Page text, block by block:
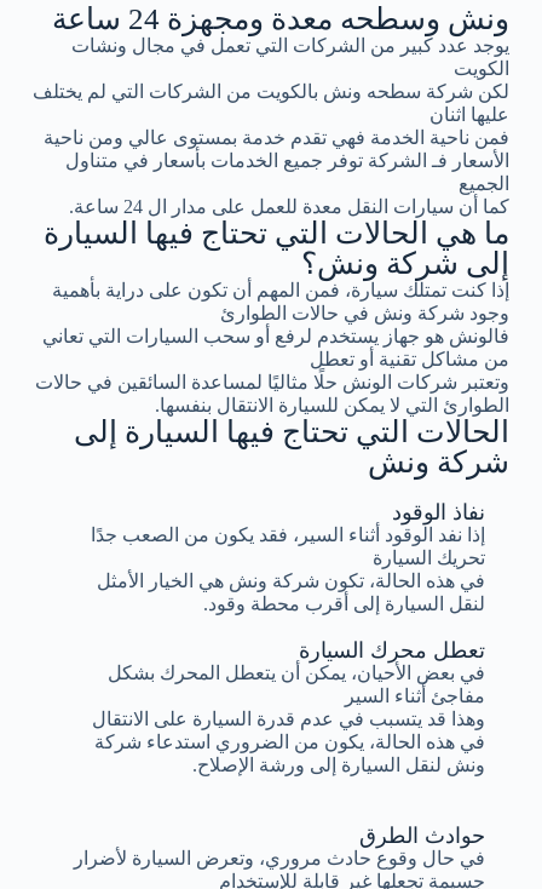
ونش وسطحه معدة ومجهزة 24 ساعة
يوجد عدد كبير من الشركات التي تعمل في مجال ونشات
الكويت
لكن شركة سطحه ونش بالكويت من الشركات التي لم يختلف
عليها اثنان
فمن ناحية الخدمة فهي تقدم خدمة بمستوى عالي ومن ناحية
الأسعار فـ الشركة توفر جميع الخدمات بأسعار في متناول
الجميع
كما أن سيارات النقل معدة للعمل على مدار ال 24 ساعة.
ما هي الحالات التي تحتاج فيها السيارة
إلى شركة ونش؟
إذا كنت تمتلك سيارة، فمن المهم أن تكون على دراية بأهمية
وجود شركة ونش في حالات الطوارئ
فالونش هو جهاز يستخدم لرفع أو سحب السيارات التي تعاني
من مشاكل تقنية أو تعطل
وتعتبر شركات الونش حلًا مثاليًا لمساعدة السائقين في حالات
الطوارئ التي لا يمكن للسيارة الانتقال بنفسها.
الحالات التي تحتاج فيها السيارة إلى
شركة ونش
تعطل محرك السيارة
في بعض الأحيان، يمكن أن يتعطل المحرك بشكل
مفاجئ أثناء السير
وهذا قد يتسبب في عدم قدرة السيارة على الانتقال
في هذه الحالة، يكون من الضروري استدعاء شركة
ونش لنقل السيارة إلى ورشة الإصلاح.
نفاذ الوقود
إذا نفد الوقود أثناء السير، فقد يكون من الصعب جدًا
تحريك السيارة
في هذه الحالة، تكون شركة ونش هي الخيار الأمثل
لنقل السيارة إلى أقرب محطة وقود.
حوادث الطرق
في حال وقوع حادث مروري، وتعرض السيارة لأضرار
جسيمة تجعلها غير قابلة للإستخدام